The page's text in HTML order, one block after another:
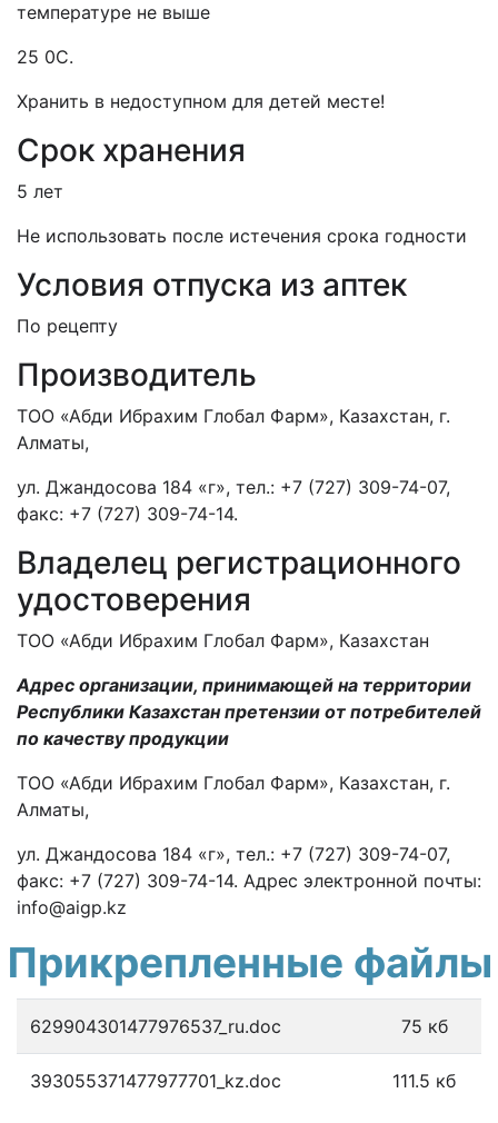
температуре не выше
25 0С.
Хранить в недоступном для детей месте!
Срок хранения
5 лет
Не использовать после истечения срока годности
Условия отпуска из аптек
По рецепту
Производитель
ТОО «Абди Ибрахим Глобал Фарм», Казахстан, г.
Алматы,
ул. Джандосова 184 «г», тел.: +7 (727) 309-74-07,
факс: +7 (727) 309-74-14.
Владелец регистрационного
удостоверения
ТОО «Абди Ибрахим Глобал Фарм», Казахстан
Адрес организации, принимающей на территории
Республики Казахстан претензии от потребителей
по качеству продукции
ТОО «Абди Ибрахим Глобал Фарм», Казахстан, г.
Алматы,
ул. Джандосова 184 «г», тел.: +7 (727) 309-74-07,
факс: +7 (727) 309-74-14. Адрес электронной почты:
info@aigp.kz
Прикрепленные файлы
629904301477976537_ru.doc 75 кб
393055371477977701_kz.doc 111.5 кб